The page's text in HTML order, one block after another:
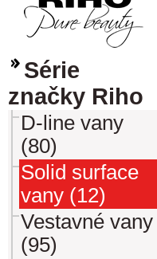
Série
značky Riho
D-line vany
(80)
Solid surface
vany (12)
Vestavné vany
(95)